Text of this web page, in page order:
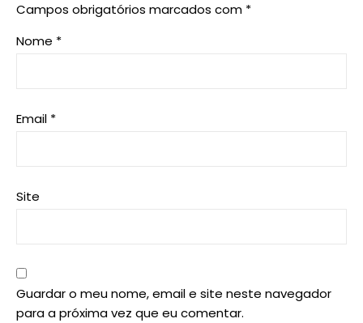
Campos obrigatórios marcados com *
Nome *
Email *
Site
Guardar o meu nome, email e site neste navegador
para a próxima vez que eu comentar.